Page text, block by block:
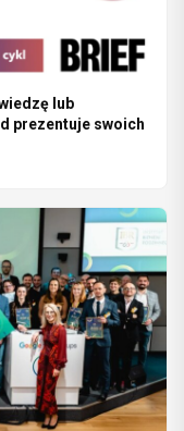
lub
prezentuje swoich